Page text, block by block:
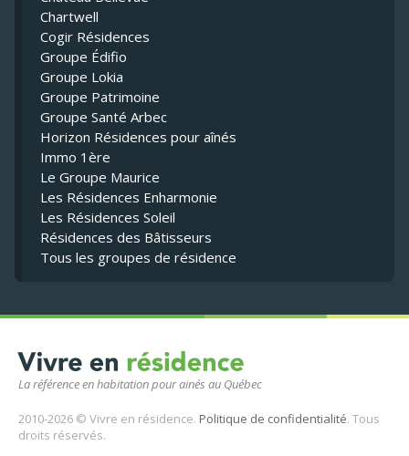
La référence en habitation pour ainés au Québec
2010-2026 © Vivre en résidence. Politique de confidentialité. Tous
droits réservés.
Chartwell
Cogir Résidences
Groupe Édifio
Groupe Lokia
Groupe Patrimoine
Groupe Santé Arbec
Horizon Résidences pour aînés
Immo 1ère
Le Groupe Maurice
Les Résidences Enharmonie
Les Résidences Soleil
Résidences des Bâtisseurs
Tous les groupes de résidence